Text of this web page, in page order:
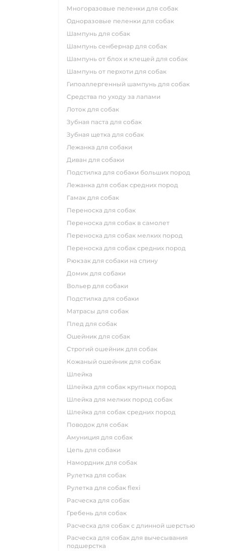
многоразовые пеленки для собак
одноразовые пеленки для собак
шампунь для собак
шампунь сенбернар для собак
шампунь от блох и клещей для собак
шампунь от перхоти для собак
гипоаллергенный шампунь для собак
средства по уходу за лапами
лоток для собак
зубная паста для собак
зубная щетка для собак
лежанка для собаки
диван для собаки
подстилка для собаки больших пород
лежанка для собак средних пород
гамак для собак
переноска для собак
переноска для собак в самолет
переноска для собак мелких пород
переноска для собак средних пород
рюкзак для собаки на спину
домик для собаки
вольер для собаки
подстилка для собаки
матрасы для собак
плед для собак
ошейник для собак
строгий ошейник для собак
кожаный ошейник для собак
шлейка
шлейка для собак крупных пород
шлейка для мелких пород собак
шлейка для собак средних пород
поводок для собак
амуниция для собак
цепь для собаки
намордник для собак
рулетка для собак
рулетка для собак flexi
расческа для собак
гребень для собак
расческа для собак с длинной шерстью
расческа для собак для вычесывания
подшерстка